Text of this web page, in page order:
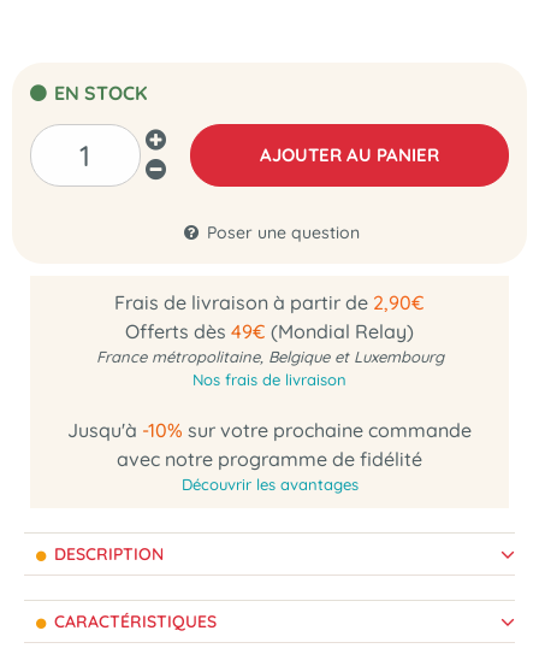
EN STOCK
AJOUTER AU PANIER
Poser une question
Frais de livraison à partir de 2,90€
Offerts dès 49€ (Mondial Relay)
France métropolitaine, Belgique et Luxembourg
Nos frais de livraison
Jusqu'à -10% sur votre prochaine commande
avec notre programme de fidélité
Découvrir les avantages
DESCRIPTION
CARACTÉRISTIQUES